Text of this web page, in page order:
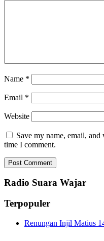
Name *
Email *
Website
Save my name, email,
time I comment.
Radio Suara Wajar
Terpopuler
Renungan Injil Matius